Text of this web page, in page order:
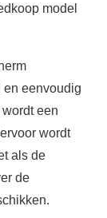
model
en eenvoudig
een
wordt
als de
de